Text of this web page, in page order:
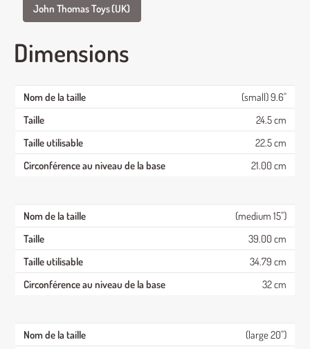
John Thomas Toys (UK)
Dimensions
(small) 9.6"
24.5 cm
22.5 cm
21.00 cm
(medium 15")
39.00 cm
34.79 cm
32 cm
(large 20")